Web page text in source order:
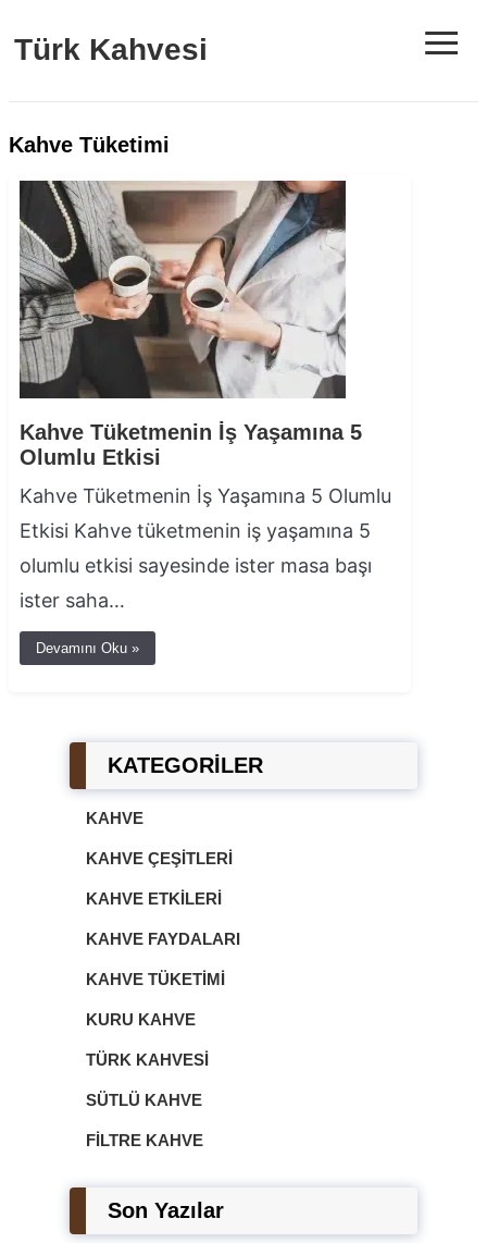
Türk Kahvesi ≡
Kahve Tüketimi
Kahve Tüketmenin İş Yaşamına 5
Olumlu Etkisi
Kahve Tüketmenin İş Yaşamına 5 Olumlu
Etkisi Kahve tüketmenin iş yaşamına 5
olumlu etkisi sayesinde ister masa başı
ister saha…
Devamını Oku »
KATEGORİLER
KAHVE
KAHVE ÇEŞITLERI
KAHVE ETKILERI
KAHVE FAYDALARI
KAHVE TÜKETIMI
KURU KAHVE
TÜRK KAHVESI
SÜTLÜ KAHVE
FILTRE KAHVE
Son Yazılar